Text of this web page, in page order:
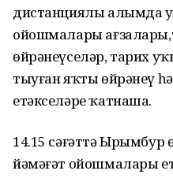
дистанциялы алымда
ойошмалары
өйрәнеүселәр, тарих
тыуған яҡты өйрәнеү
етәкселәре ҡатнаша.
14.15 сәғәттә Ырымбур
йәмәғәт ойошмалары